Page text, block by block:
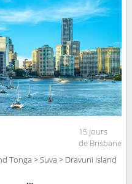
15 jours
de Brisbane
Tonga > Suva > Dravuni Island